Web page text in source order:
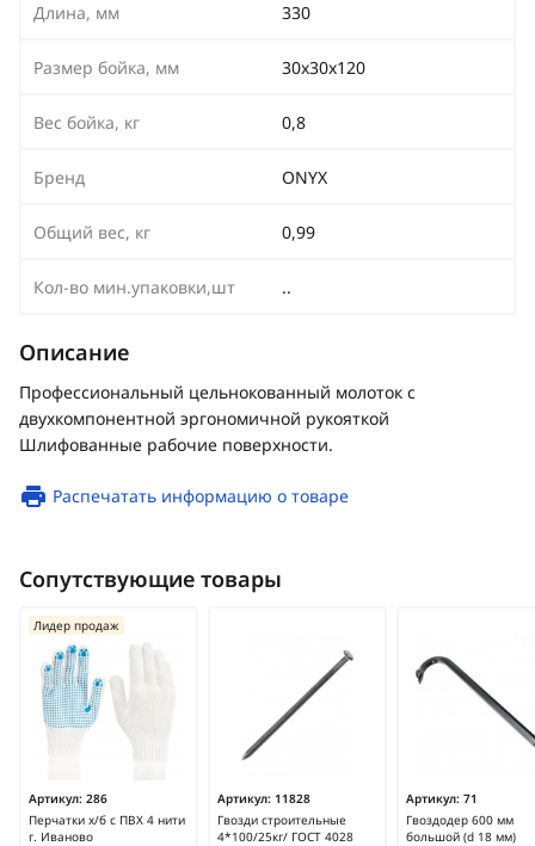
Длина, мм 330
Размер бойка, мм 30х30х120
Вес бойка, кг 0,8
Бренд ONYX
Общий вес, кг 0,99
Кол-во мин.упаковки,шт ..
Описание
Профессиональный цельнокованный молоток с
двухкомпонентной эргономичной рукояткой
Шлифованные рабочие поверхности.
Распечатать информацию о товаре
Сопутствующие товары
Артикул: 286
Перчатки х/б с ПВХ 4 нити
г. Иваново
Лидер продаж
Артикул: 11828
Гвозди строительные
4*100/25кг/ ГОСТ 4028
Артикул: 71
Гвоздодер 600 мм
большой (d 18 мм)